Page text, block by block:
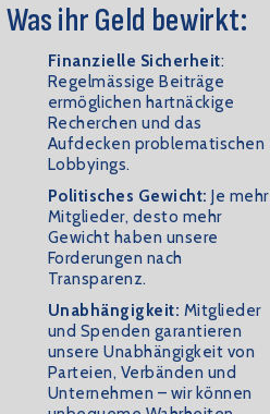
Was ihr Geld bewirkt:
Finanzielle Sicherheit:
Regelmässige Beiträge
ermöglichen hartnäckige
Recherchen und das
Aufdecken problematischen
Lobbyings.
Politisches Gewicht: Je mehr
Mitglieder, desto mehr
Gewicht haben unsere
Forderungen nach
Transparenz.
Unabhängigkeit: Mitglieder
und Spenden garantieren
unsere Unabhängigkeit von
Parteien, Verbänden und
Unternehmen – wir können